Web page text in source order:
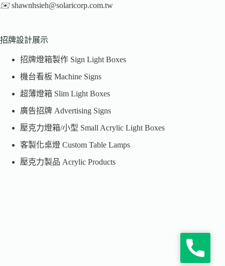
✉️ shawnhsieh@solaricorp.com.tw
招牌設計展示
招牌燈箱製作 Sign Light Boxes
機台看板 Machine Signs
超薄燈箱 Slim Light Boxes
廣告招牌 Advertising Signs
壓克力燈箱/小型 Small Acrylic Light Boxes
客製化桌燈 Custom Table Lamps
壓克力製品 Acrylic Products
h
o